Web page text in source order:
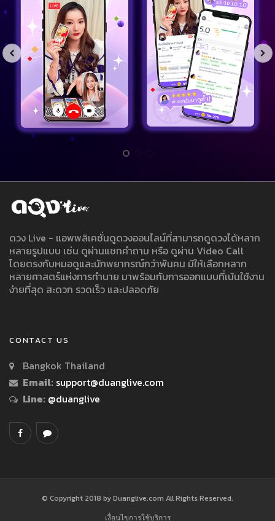
ดวง Live - แอพพลิเคชั่นดูดวงออนไลน์ที่สามารถดูดวงได้หลาก
หลายรูปแบบ เช่น ดูผ่านแชทคำถาม หรือ ดูผ่าน Video Call
โดยตรงกับหมอดูและนักพยากรณ์กว่าพันคน มีให้เลือกหลาก
หลายศาสตร์แห่งการทำนาย มาพร้อมกับการออกแบบที่เน้นใช้งาน
ง่ายที่สุด สะดวก รวดเร็ว และปลอดภัย
CONTACT US
Bangkok Thailand
Email: support@duanglive.com
Line: @duanglive
© Copyright 2018 by Duanglive.com All Rights Reserved.
เงื่อนไขการใช้บริการ